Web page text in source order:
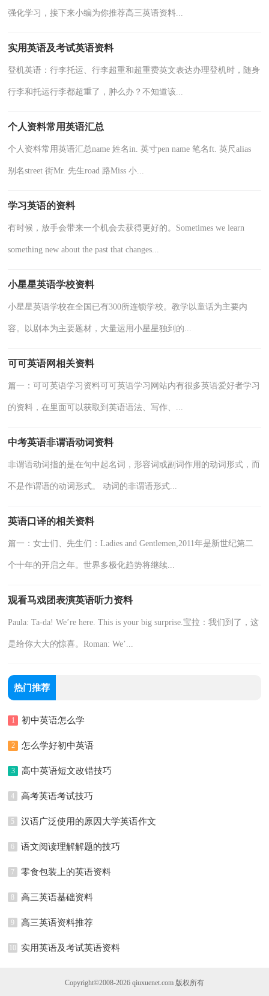
强化学习，接下来小编为你推荐高三英语资料...
实用英语及考试英语资料
登机英语：行李托运、行李超重和超重费英文表达办理登机时，随身
行李和托运行李都超重了，肿么办？不知道该...
个人资料常用英语汇总
个人资料常用英语汇总name 姓名in. 英寸pen name 笔名ft. 英尺alias
别名street 街Mr. 先生road 路Miss 小...
学习英语的资料
有时候，放手会带来一个机会去获得更好的。Sometimes we learn
something new about the past that changes...
小星星英语学校资料
小星星英语学校在全国已有300所连锁学校。教学以童话为主要内
容。以剧本为主要题材，大量运用小星星独到的...
可可英语网相关资料
篇一：可可英语学习资料可可英语学习网站内有很多英语爱好者学习
的资料，在里面可以获取到英语语法、写作、...
中考英语非谓语动词资料
非谓语动词指的是在句中起名词，形容词或副词作用的动词形式，而
不是作谓语的动词形式。 动词的非谓语形式...
英语口译的相关资料
篇一：女士们、先生们：Ladies and Gentlemen,2011年是新世纪第二
个十年的开启之年。世界多极化趋势将继续...
观看马戏团表演英语听力资料
Paula: Ta-da! We’re here. This is your big surprise.宝拉：我们到了，这
是给你大大的惊喜。Roman: We’...
热门推荐
1 初中英语怎么学
2 怎么学好初中英语
3 高中英语短文改错技巧
4 高考英语考试技巧
5 汉语广泛使用的原因大学英语作文
6 语文阅读理解解题的技巧
7 零食包装上的英语资料
8 高三英语基础资料
9 高三英语资料推荐
10 实用英语及考试英语资料
Copyright©2008-2026 qiuxuenet.com 版权所有